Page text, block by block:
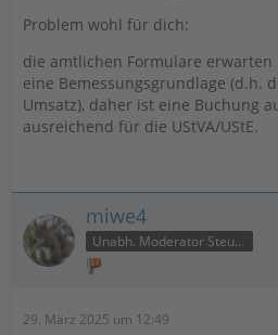
Problem wohl für dich:
die amtlichen Formulare
eine Bemessungsgrundlage (d.h.
Umsatz), daher ist eine Buchung
ausreichend für die UStVA/UStE.
miwe4
Unabh. Moderator Steuer
29. März 2025 um 12:49